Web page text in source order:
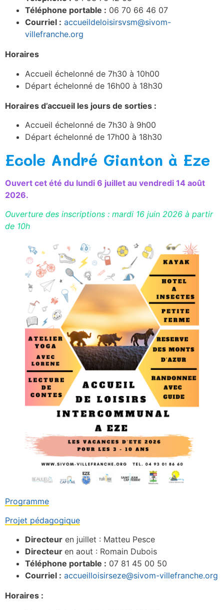
Téléphone portable : 06 70 66 46 07
Courriel : accueildeloisirsvsm@sivom-
villefranche.org
Horaires
Accueil échelonné de 7h30 à 10h00
Départ échelonné de 16h00 à 18h30
Horaires d’accueil les jours de sorties :
Accueil échelonné de 7h30 à 9h00
Départ échelonné de 17h00 à 18h30
Ecole André Gianton à Eze
Ouvert cet été du lundi 6 juillet au vendredi 14 août
2026.
Ouverture des inscriptions : mardi 16 juin 2026 à partir
de 10h
Programme
Projet pédagogique
Directeur en juillet : Matteu Pesce
Directeur en aout : Romain Dubois
Téléphone portable : 07 81 45 00 50
Courriel : accueilloisirseze@sivom-villefranche.org
Horaires :